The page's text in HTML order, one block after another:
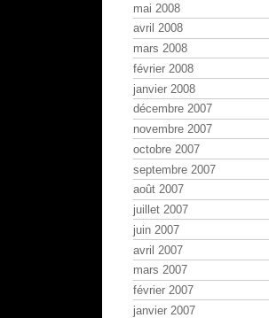
mai 2008
avril 2008
mars 2008
février 2008
janvier 2008
décembre 2007
novembre 2007
octobre 2007
septembre 2007
août 2007
juillet 2007
juin 2007
avril 2007
mars 2007
février 2007
janvier 2007